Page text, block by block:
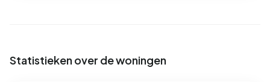
Statistieken over de woningen